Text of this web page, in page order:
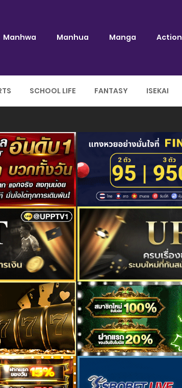
Manhwa Manhua Manga Action
SCHOOL LIFE FANTASY ISEKAI